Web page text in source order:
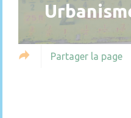
Partager la page